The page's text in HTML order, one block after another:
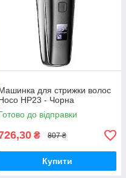
для стрижки волос
HP23 - Чорна
до відправки
₴ 807 ₴
Купити